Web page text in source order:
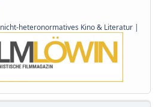
nicht-heteronormatives Kino & Literatur |